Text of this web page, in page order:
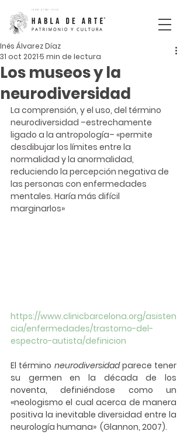
ISSN 2792-5110
Los museos y la
neurodiversidad
Inés Álvarez Díaz
31 oct 20215 min de lectura
La comprensión, y el uso, del término
neurodiversidad –estrechamente
ligado a la antropología– «permite
desdibujar los límites entre la
normalidad y la anormalidad,
reduciendo la percepción negativa de
las personas con enfermedades
mentales. Haría más difícil
marginarlos»
https://www.clinicbarcelona.org/asisten
cia/enfermedades/trastorno-del-
espectro-autista/definicion
El término neurodiversidad parece tener
su germen en la década de los
noventa, definiéndose como un
«neologismo el cual acerca de manera
positiva la inevitable diversidad entre la
neurología humana»  (Glannon, 2007).